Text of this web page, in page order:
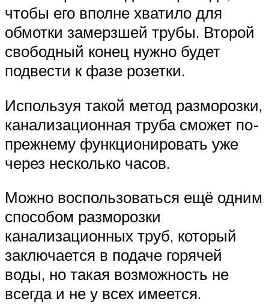
чтобы его вполне хватило для
обмотки замерзшей трубы. Второй
свободный конец нужно будет
подвести к фазе розетки.
Используя такой метод разморозки,
канализационная труба сможет по-
прежнему функционировать уже
через несколько часов.
Можно воспользоваться ещё одним
способом разморозки
канализационных труб, который
заключается в подаче горячей
воды, но такая возможность не
всегда и не у всех имеется.